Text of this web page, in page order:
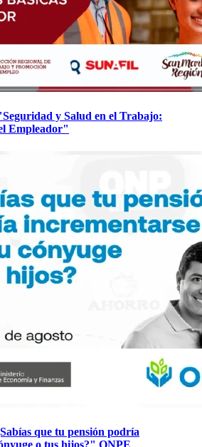
y Salud en el Trabajo:
Empleador"
que tu pensión podría
o tus hijos?" ONPE